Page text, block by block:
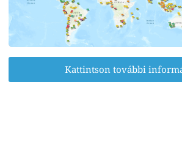
Kattintson további